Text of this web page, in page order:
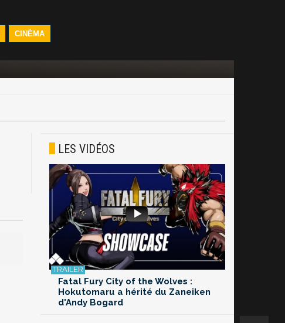
CINÉMA
LES VIDÉOS
Fatal Fury City of the Wolves :
Hokutomaru a hérité du Zaneiken
d'Andy Bogard